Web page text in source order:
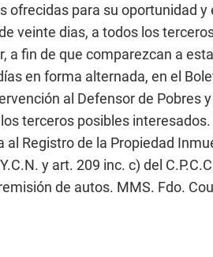
ofrecidas para su oportunidad y
veinte dias, a todos los
fin de que comparezcan a
en forma alternada, en el
al Defensor de Pobres
terceros posibles interesados.
Registro de la Propiedad
y art. 209 inc. c) del
de autos. MMS. Fdo.